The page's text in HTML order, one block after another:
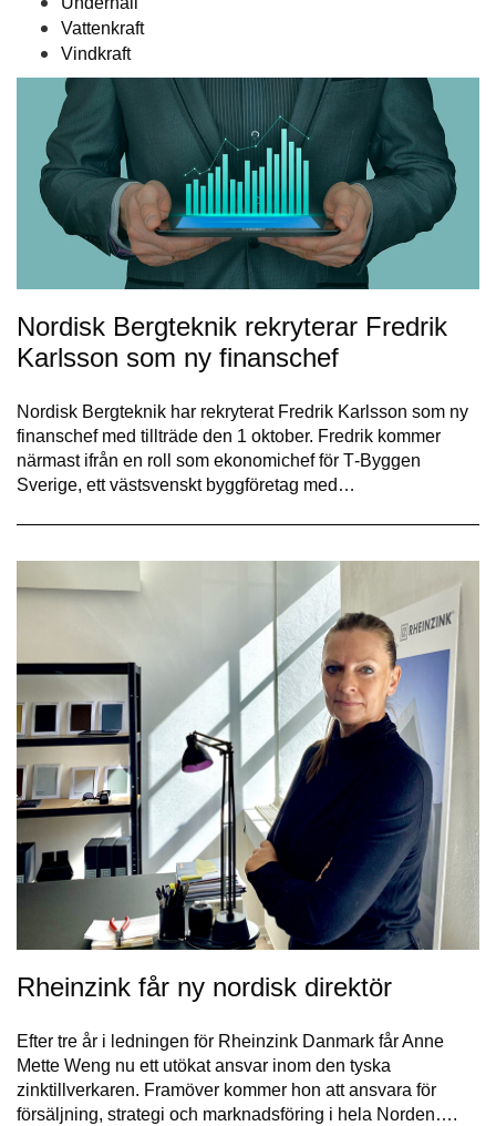
Vattenkraft
Vindkraft
Nordisk Bergteknik rekryterar Fredrik
Karlsson som ny finanschef
Nordisk Bergteknik har rekryterat Fredrik Karlsson som ny
finanschef med tillträde den 1 oktober. Fredrik kommer
närmast ifrån en roll som ekonomichef för T‑Byggen
Sverige, ett västsvenskt byggföretag med…
Rheinzink får ny nordisk direktör
Efter tre år i ledningen för Rheinzink Danmark får Anne
Mette Weng nu ett utökat ansvar inom den tyska
zinktillverkaren. Framöver kommer hon att ansvara för
försäljning, strategi och marknadsföring i hela Norden….